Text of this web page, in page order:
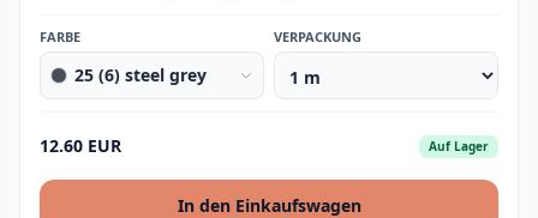
FARBE
25 (6) steel grey
VERPACKUNG
12.60 EUR Auf Lager
In den Einkaufswagen